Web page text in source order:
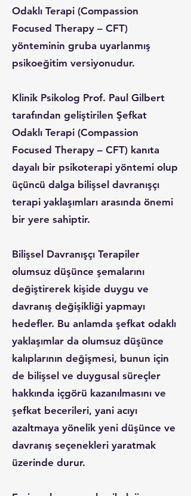
Odaklı Terapi (Compassion
Focused Therapy – CFT)
yönteminin gruba uyarlanmış
psikoeğitim versiyonudur.
Klinik Psikolog Prof. Paul Gilbert
tarafından geliştirilen Şefkat
Odaklı Terapi (Compassion
Focused Therapy – CFT) kanıta
dayalı bir psikoterapi yöntemi olup
üçüncü dalga bilişsel davranışçı
terapi yaklaşımları arasında önemi
bir yere sahiptir.
Bilişsel Davranışçı Terapiler
olumsuz düşünce şemalarını
değiştirerek kişide duygu ve
davranış değişikliği yapmayı
hedefler. Bu anlamda şefkat odaklı
yaklaşımlar da olumsuz düşünce
kalıplarının değişmesi, bunun için
de bilişsel ve duygusal süreçler
hakkında içgörü kazanılmasını ve
şefkat becerileri, yani acıyı
azaltmaya yönelik yeni düşünce ve
davranış seçenekleri yaratmak
üzerinde durur.